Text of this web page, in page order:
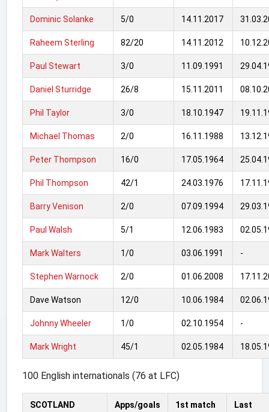
Dominic Solanke 5/0 14.11.2017
Raheem Sterling 82/20 14.11.2012
Paul Stewart 3/0 11.09.1991
Daniel Sturridge 26/8 15.11.2011
Phil Taylor 3/0 18.10.1947
Michael Thomas 2/0 16.11.1988
Peter Thompson 16/0 17.05.1964
Phil Thompson 42/1 24.03.1976
Barry Venison 2/0 07.09.1994
Paul Walsh 5/1 12.06.1983
Mark Walters 1/0 03.06.1991 -
Stephen Warnock 2/0 01.06.2008
Dave Watson 12/0 10.06.1984
Johnny Wheeler 1/0 02.10.1954 -
Mark Wright 45/1 02.05.1984
100 English internationals (76 at LFC)
SCOTLAND Apps/goals 1st match
Last